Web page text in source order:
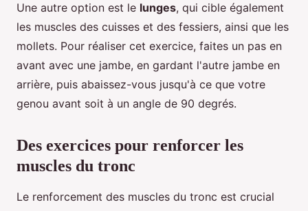
Une autre option est le lunges, qui cible également
les muscles des cuisses et des fessiers, ainsi que les
mollets. Pour réaliser cet exercice, faites un pas en
avant avec une jambe, en gardant l'autre jambe en
arrière, puis abaissez-vous jusqu'à ce que votre
genou avant soit à un angle de 90 degrés.
Des exercices pour renforcer les
muscles du tronc
Le renforcement des muscles du tronc est crucial